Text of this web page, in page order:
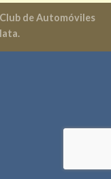
Club de Automóviles